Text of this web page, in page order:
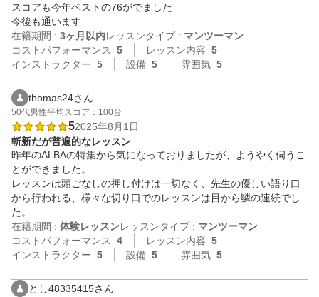
スコアも今年ベストの76がでました
今後も通います
在籍期間 : 3ヶ月以内レッスンタイプ : マンツーマン
コストパフォーマンス
5 レッスン内容 5
インストラクター 5 設備 5 雰囲気 5
thomas24さん
50代男性平均スコア：100台
52025年8月1日
斬新だが普遍的なレッスン
昨年のALBAの特集から気になっておりましたが、ようやく伺うこ
とができました。
レッスンは頭ごなしの押し付けは一切なく、先生の優しい語り口
から行われる、様々な切り口でのレッスンは目から鱗の連続でし
在籍期間 : 体験レッスンレッスンタイプ : マンツーマン
コストパフォーマンス
4 レッスン内容 5
インストラクター 5 設備 5 雰囲気 5
とし48335415さん